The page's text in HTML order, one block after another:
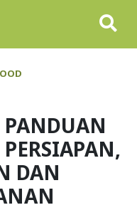
DAN